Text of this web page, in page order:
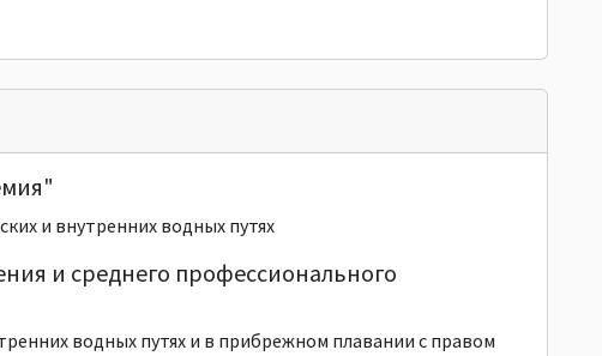
и внутренних водных путях
и среднего профессионального
водных путях и в прибрежном плавании с правом